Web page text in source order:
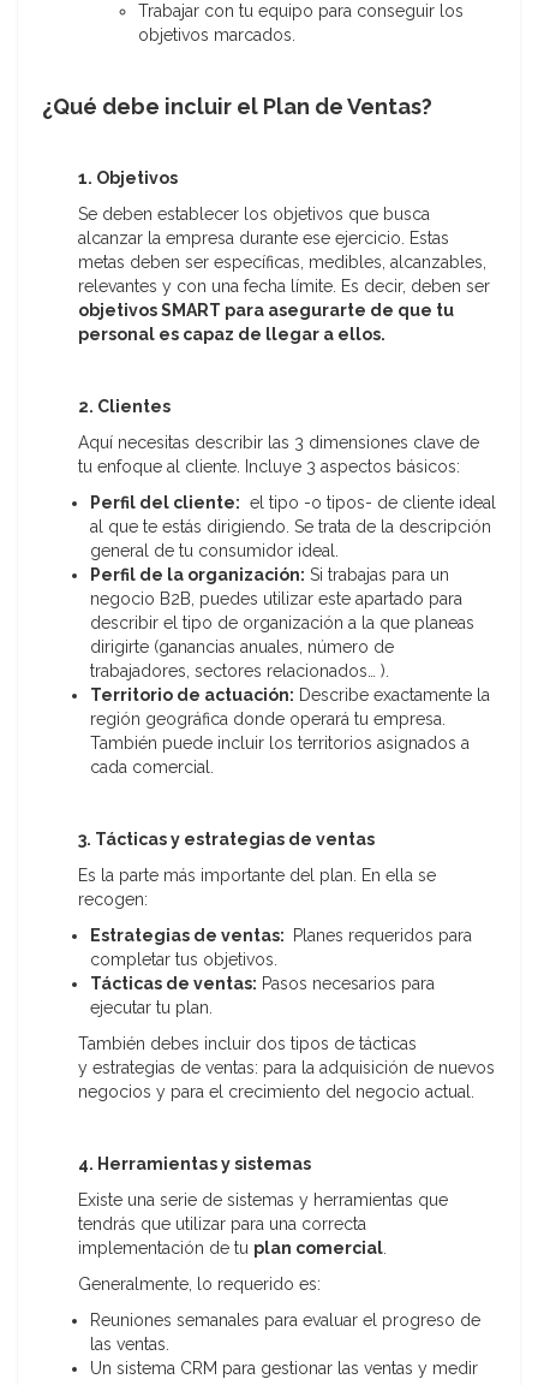
Trabajar con tu equipo para conseguir los
objetivos marcados.
¿Qué debe incluir el Plan de Ventas?
1. Objetivos
Se deben establecer los objetivos que busca
alcanzar la empresa durante ese ejercicio. Estas
metas deben ser específicas, medibles, alcanzables,
relevantes y con una fecha límite. Es decir, deben ser
objetivos SMART para asegurarte de que tu
personal es capaz de llegar a ellos.
2. Clientes
Aquí necesitas describir las 3 dimensiones clave de
tu enfoque al cliente. Incluye 3 aspectos básicos:
Perfil del cliente: el tipo -o tipos- de cliente ideal
al que te estás dirigiendo. Se trata de la descripción
general de tu consumidor ideal.
Perfil de la organización: Si trabajas para un
negocio B2B, puedes utilizar este apartado para
describir el tipo de organización a la que planeas
dirigirte (ganancias anuales, número de
trabajadores, sectores relacionados… ).
Territorio de actuación: Describe exactamente la
región geográfica donde operará tu empresa.
También puede incluir los territorios asignados a
cada comercial.
3. Tácticas y estrategias de ventas
Es la parte más importante del plan. En ella se
recogen:
Estrategias de ventas:
Planes requeridos para
completar tus objetivos.
Tácticas de ventas: Pasos necesarios para
ejecutar tu plan.
También debes incluir dos tipos de tácticas
y estrategias de ventas: para la adquisición de nuevos
negocios y para el crecimiento del negocio actual.
4. Herramientas y sistemas
Existe una serie de sistemas y herramientas que
tendrás que utilizar para una correcta
implementación de tu plan comercial.
Generalmente, lo requerido es:
Reuniones semanales para evaluar el progreso de
las ventas.
Un sistema CRM para gestionar las ventas y medir